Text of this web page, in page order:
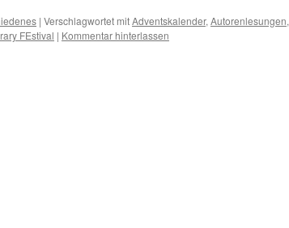
| Verschlagwortet mitAdventskalender, Autorenlesungen,
FEstival | Kommentar hinterlassen